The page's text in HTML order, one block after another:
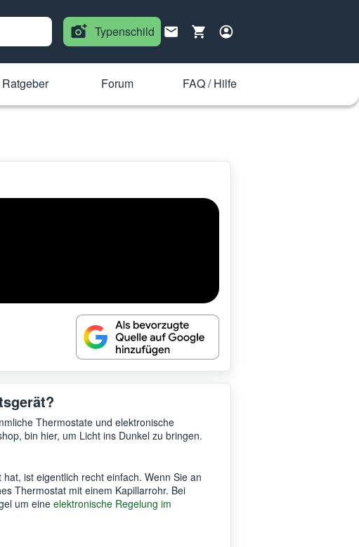
Typenschild
Ratgeber Forum FAQ / Hilfe
Thermostate und elektronische
bin hier, um Licht ins Dunkel zu bringen.
ist eigentlich recht einfach. Wenn Sie an
Thermostat mit einem Kapillarrohr. Bei
um eine elektronische Regelung im